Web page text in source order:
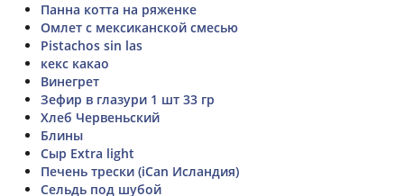
Панна котта на ряженке
Омлет с мексиканской смесью
Pistachos sin las
кекс какао
Винегрет
Зефир в глазури 1 шт 33 гр
Хлеб Червеньский
Блины
Сыр Extra light
Печень трески (iCan Исландия)
Сельдь под шубой